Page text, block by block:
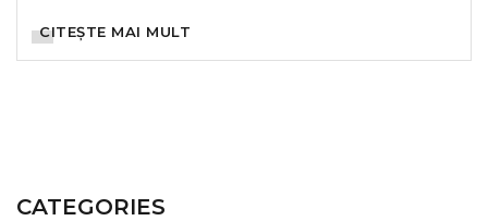
CITEȘTE MAI MULT
CATEGORIES